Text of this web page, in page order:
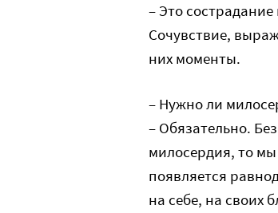
– Это
Сочувствие,
них моменты.
– Нужно ли
– Обязательно.
милосердия, то
появляется
на себе, на своих